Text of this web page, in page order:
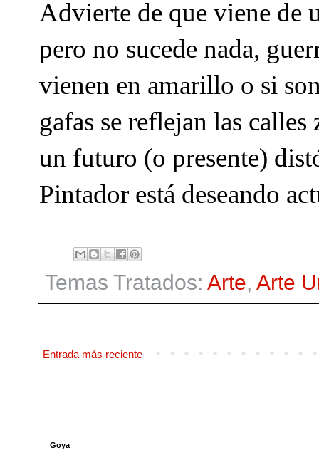
Advierte de que viene de
pero no sucede nada,
vienen en amarillo o si
gafas se reflejan las calles
un futuro (o presente)
Pintador está deseando
Temas Tratados: Arte, Arte
Entrada más reciente
Goya